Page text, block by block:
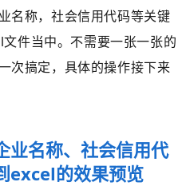
名称，社会信用代码等关键
件当中。不需要一张一张的
次搞定，具体的操作接下来
业名称、社会信用代
excel的效果预览